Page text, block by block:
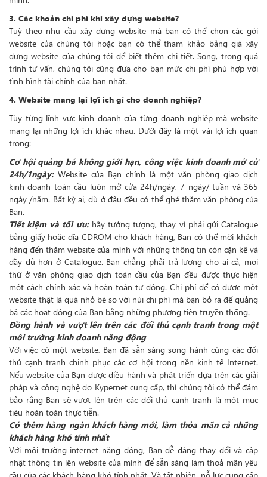
3. Các khoản chi phí khi xây dựng website?
Tuỳ theo nhu cầu xây dựng website mà bạn có thể chọn các gói
website của chúng tôi hoặc bạn có thể tham khảo bảng giá xây
dựng website của chúng tôi để biết thêm chi tiết. Song, trong quá
trình tư vấn, chúng tôi cũng đưa cho bạn mức chi phí phù hợp với
tình hình tài chính của bạn nhất.
4. Website mang lại lợi ích gì cho doanh nghiệp?
Tùy từng lĩnh vực kinh doanh của từng doanh nghiệp mà website
mang lại những lợi ích khác nhau. Dưới đây là một vài lợi ích quan
trọng:
Cơ hội quảng bá không giới hạn, công việc kinh doanh mở cử
24h/1ngày: Website của Bạn chính là một văn phòng giao dịch
kinh doanh toàn cầu luôn mở cửa 24h/ngày, 7 ngày/ tuần và 365
ngày /năm. Bất kỳ ai, dù ở đâu đều có thể ghé thăm văn phòng của
Bạn.
Tiết kiệm và tối ưu: hãy tưởng tượng, thay vì phải gửi Catalogue
bằng giấy hoặc đĩa CDROM cho khách hàng, Bạn có thể mời khách
hàng đến thăm website của mình với những thông tin còn cặn kẽ và
đầy đủ hơn ở Catalogue. Bạn chẳng phải trả lương cho ai cả, mọi
thứ ở văn phòng giao dịch toàn cầu của Bạn đều được thực hiện
một cách chính xác và hoàn toàn tự động. Chi phí để có được một
website thật là quá nhỏ bé so với núi chi phí mà bạn bỏ ra để quảng
bá các hoạt động của Bạn bằng những phương tiện truyền thống.
Đồng hành và vượt lên trên các đối thủ cạnh tranh trong một
môi trường kinh doanh năng động
Với việc có một website, Bạn đã sẵn sàng song hành cùng các đối
thủ cạnh tranh chinh phục các cơ hội trong nền kinh tế Internet.
Nếu website của Bạn được điều hành và phát triển dựa trên các giải
pháp và công nghệ do Kypernet cung cấp, thì chúng tôi có thể đảm
bảo rằng Bạn sẽ vượt lên trên các đối thủ cạnh tranh là một mục
tiêu hoàn toàn thực tiễn.
Có thêm hàng ngàn khách hàng mới, làm thỏa mãn cả những
khách hàng khó tính nhất
Với môi trường internet năng động, Bạn dễ dàng thay đổi và cập
nhật thông tin lên website của mình để sẵn sàng làm thoả mãn yêu